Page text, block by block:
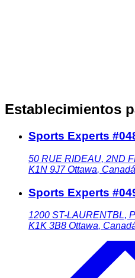
Establecimientos
Sports Experts
50 RUE RIDEAU, 2ND
K1N 9J7 Ottawa, Canadá
Sports Experts
1200 ST-LAURENTBL,
K1K 3B8 Ottawa,